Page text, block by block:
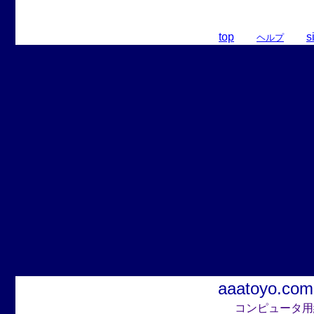
top ヘルプ
aaatoyo.com
コンピュータ